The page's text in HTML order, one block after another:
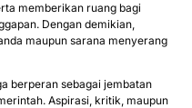
memberikan ruang bagi
Dengan demikian,
maupun sarana menyerang
berperan sebagai jembatan
Aspirasi, kritik, maupun